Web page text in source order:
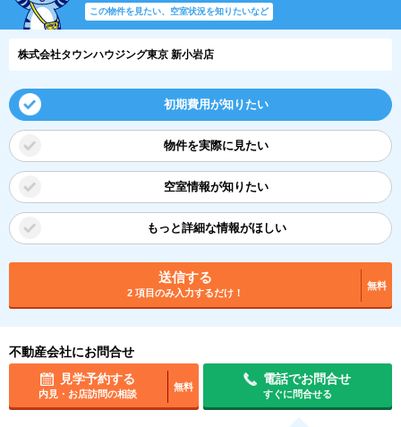
この物件を見たい、空室状況を知りたいなど
株式会社タウンハウジング東京 新小岩店
初期費用が知りたい
物件を実際に見たい
空室情報が知りたい
もっと詳細な情報がほしい
送信する
2 項目のみ入力するだけ！
無料
不動産会社にお問合せ
見学予約する
内見・お店訪問の相談
無料
電話でお問合せ
すぐに問合せる